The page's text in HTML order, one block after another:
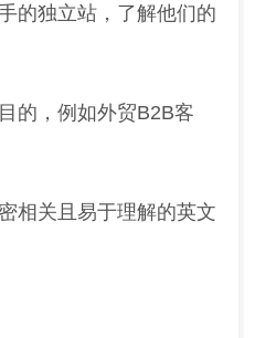
的独立站，了解他们的
的，例如外贸B2B客
相关且易于理解的英文